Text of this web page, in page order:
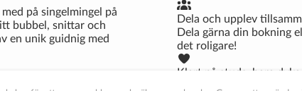
på singelmingel på
bubbel, snittar och
en unik guidnig med
Dela och upplev
Dela gärna din bokning
det roligare!
Klart på studs, bara dyka
Du får bekräftelse på